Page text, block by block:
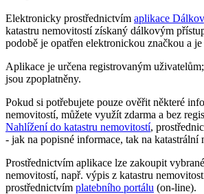
Elektronicky prostřednictvím aplikace
katastru nemovitostí získaný dálkovým
podobě je opatřen elektronickou značkou a
Aplikace je určena registrovaným
jsou zpoplatněny.
Pokud si potřebujete pouze ověřit některé
nemovitostí, můžete využít zdarma a bez
Nahlížení do katastru nemovitostí,
- jak na popisné informace, tak na katastrální
Prostřednictvím aplikace lze zakoupit
nemovitostí, např. výpis z katastru
prostřednictvím platebního portálu (on-line).